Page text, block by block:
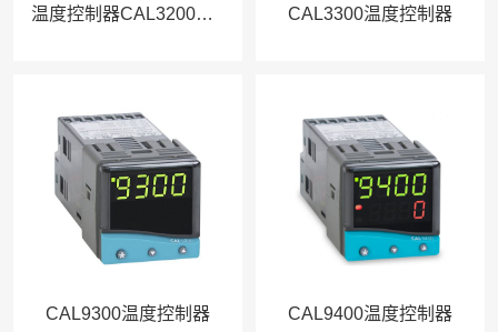
温度控制器CAL3200（32E） CAL3300温度控制器
CAL9300温度控制器 CAL9400温度控制器